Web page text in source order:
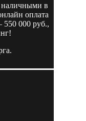
наличными в
оплата
550 000 руб.,